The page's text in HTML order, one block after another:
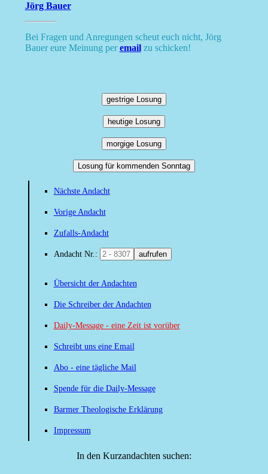
Jörg Bauer
Bei Fragen und Anregungen scheut euch nicht, Jörg
Bauer eure Meinung peremailzu schicken!
gestrige Losung
heutige Losung
morgige Losung
Losung für kommenden Sonntag
Nächste Andacht
Vorige Andacht
Zufalls-Andacht
Andacht Nr.: aufrufen
Übersicht der Andachten
Die Schreiber der Andachten
Daily-Message - eine Zeit ist vorüber
Schreibt uns eine Email
Abo - eine tägliche Mail
Spende für die Daily-Message
Barmer Theologische Erklärung
Impressum
In den Kurzandachten suchen: